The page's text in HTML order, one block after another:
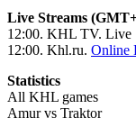
Live Streams
12:00. KHL TV. Live
12:00. Khl.ru. Online
Statistics
All KHL games
Amur vs Traktor